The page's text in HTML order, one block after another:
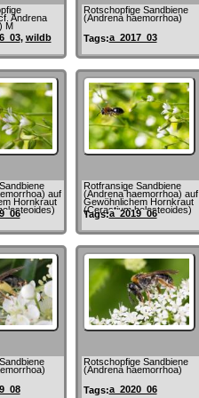
Andrena
M
, wildb
Rotschopfige Sandbiene
(Andrena haemorrhoa)
Tags:a_2017_03
auf
Hornkraut
Rotfransige Sandbiene
(Andrena haemorrhoa) auf
Gewöhnlichem Hornkraut
(Cerastium holosteoides)
Tags:a_2019_06
Rotschopfige Sandbiene
(Andrena haemorrhoa)
Tags:a_2020_06